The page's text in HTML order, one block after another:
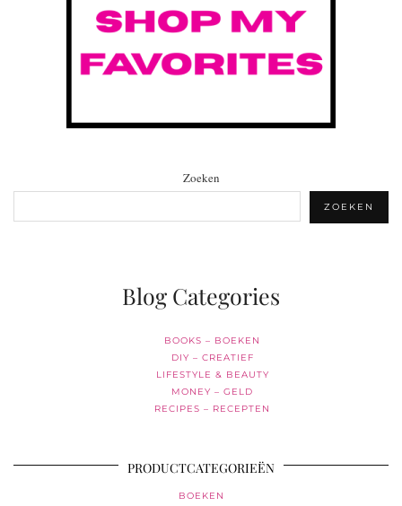
Zoeken
ZOEKEN
Blog Categories
BOOKS – BOEKEN
DIY – CREATIEF
LIFESTYLE & BEAUTY
MONEY – GELD
RECIPES – RECEPTEN
PRODUCTCATEGORIEËN
BOEKEN